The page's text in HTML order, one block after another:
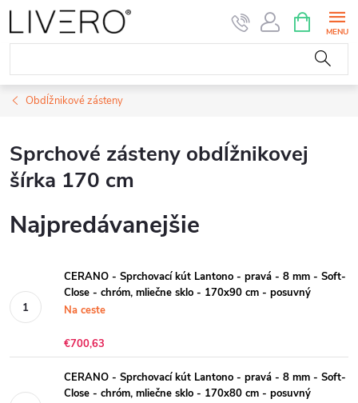
Prejsť
na
obsah
KOŠÍK
Obdĺžnikové zásteny
Sprchové zásteny obdĺžnikovej
šírka 170 cm
Najpredávanejšie
CERANO - Sprchovací kút Lantono - pravá - 8 mm - Soft-
Close - chróm, mliečne sklo - 170x90 cm - posuvný
Na ceste
€700,63
CERANO - Sprchovací kút Lantono - pravá - 8 mm - Soft-
Close - chróm, mliečne sklo - 170x80 cm - posuvný